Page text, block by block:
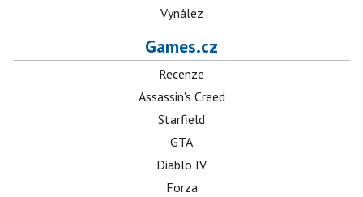
Vynález
Games.cz
Recenze
Assassin's Creed
Starfield
GTA
Diablo IV
Forza